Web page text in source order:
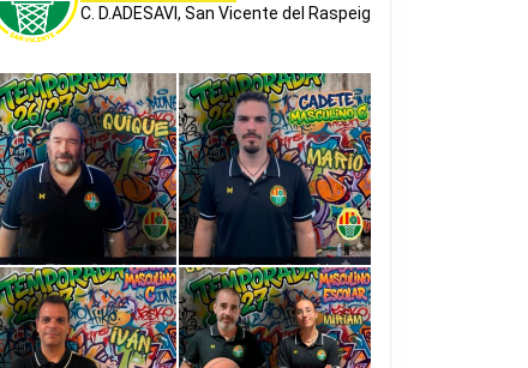
C. D.ADESAVI, San Vicente del Raspeig